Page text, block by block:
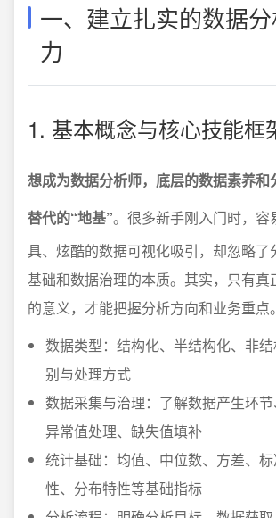
一、建立扎实的数据
力
1. 基本概念与核心技能框
想成为数据分析师，底层的数据素养和
替代的“地基”。很多新手刚入门时，容
具、炫酷的数据可视化吸引，却忽略了
基础和数据治理的本质。其实，只有真
的意义，才能把握分析方向和业务重点。
数据类型：结构化、半结构化、非
别与处理方式
数据采集与治理：了解数据产生环节
异常值处理、缺失值填补
统计基础：均值、中位数、方差、
性、分布特性等基础指标